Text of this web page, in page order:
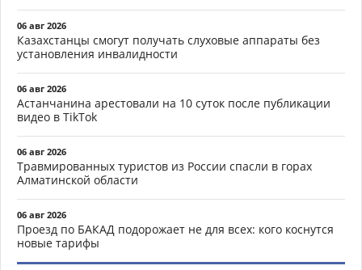
06 авг 2026
Казахстанцы смогут получать слуховые аппараты без
установления инвалидности
06 авг 2026
Астанчанина арестовали на 10 суток после публикации
видео в TikTok
06 авг 2026
Травмированных туристов из России спасли в горах
Алматинской области
06 авг 2026
Проезд по БАКАД подорожает не для всех: кого коснутся
новые тарифы